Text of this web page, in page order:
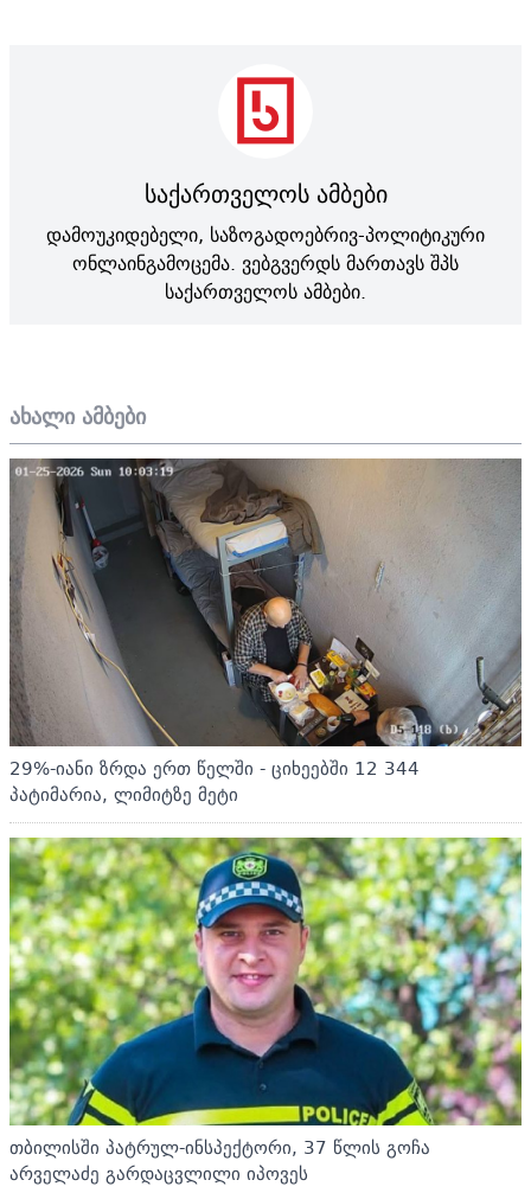
ახალი ამბები
29%-იანი ზრდა ერთ წელში - ციხეებში 12 344
პატიმარია, ლიმიტზე მეტი
თბილისში პატრულ-ინსპექტორი, 37 წლის გოჩა
არველაძე გარდაცვლილი იპოვეს
საქართველოს ამბები
დამოუკიდებელი, საზოგადოებრივ-პოლიტიკური
ონლაინგამოცემა. ვებგვერდს მართავს შპს
საქართველოს ამბები.